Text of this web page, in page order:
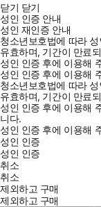
닫기 닫기
성인 인증 안내
성인 재인증 안내
청소년보호법에 따라
유효하며, 기간이 만료
성인 인증 후에 이용해
성인 인증 후에 이용해
청소년보호법에 따라
유효하며, 기간이 만료
성인 인증 후에 이용해
니다.
성인 인증 후에 이용해
성인 인증
성인 인증
취소
취소
제외하고 구매
제외하고 구매